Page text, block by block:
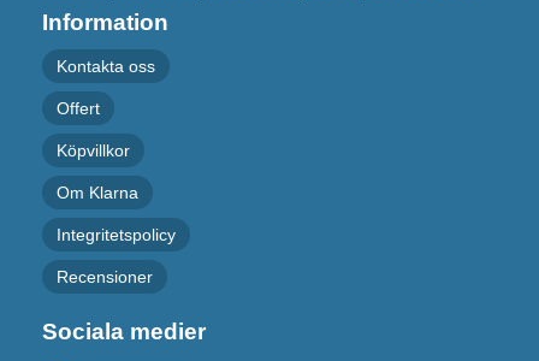
Information
Kontakta oss
Offert
Köpvillkor
Om Klarna
Integritetspolicy
Recensioner
Sociala medier